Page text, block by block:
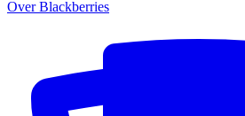
Over Blackberries